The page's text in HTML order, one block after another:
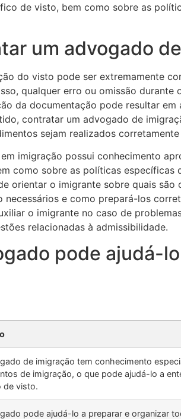
de visto, bem como sobre as
um advogado
do visto pode ser extremamente
qualquer erro ou omissão durante
da documentação pode resultar em
contratar um advogado de
sejam realizados
imigração possui conhecimento
como sobre as políticas específicas
orientar o imigrante sobre quais são
necessários e como prepará-los
o imigrante no caso de
relacionadas à admissibilidade.
pode ajudá-
de imigração tem conhecimento
de imigração, o que pode ajudá-lo a
de visto.
pode ajudá-lo a preparar e organizar